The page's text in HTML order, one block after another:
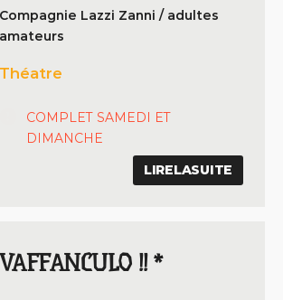
Compagnie Lazzi Zanni / adultes
amateurs
Théatre
COMPLET SAMEDI ET
DIMANCHE
LIRELASUITE
VAFFANCULO !! *